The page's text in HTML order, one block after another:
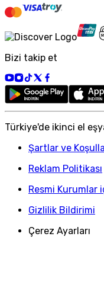
Bizi takip et
Türkiye'de ikinci el
Şartlar ve
Reklam Politikası
Resmi Kurumlar
Gizlilik Bildirimi
Çerez Ayarları